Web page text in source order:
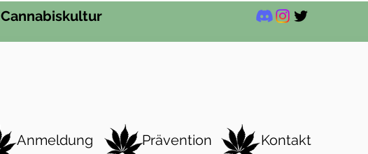
Anmeldung Prävention Kontakt